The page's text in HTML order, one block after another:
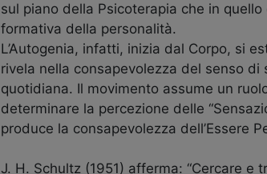
sul piano della Psicoterapia che in quello
formativa della personalità.
L’Autogenia, infatti, inizia dal Corpo, si
rivela nella consapevolezza del senso di
quotidiana. Il movimento assume un
determinare la percezione delle
produce la consapevolezza dell’Essere
J. H. Schultz (1951) afferma: “Cercare e